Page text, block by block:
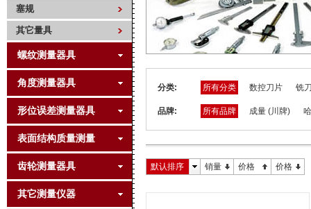
塞规
其它量具
螺纹测量器具
角度测量器具
形位误差测量器具
表面结构质量测量
齿轮测量器具
其它测量仪器
分类: 所有分类 数控刀片 铣
品牌: 所有品牌 成量 (川牌)
默认排序 销量 价格 价格